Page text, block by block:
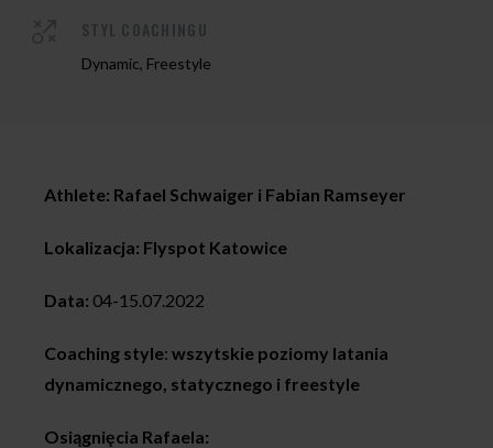
Dynamic, Freestyle
Athlete: Rafael Schwaiger i Fabian Ramseyer
Lokalizacja: Flyspot Katowice
Data: 04-15.07.2022
Coaching style: wszytskie poziomy latania
dynamicznego, statycznego i freestyle
Osiągnięcia Rafaela: